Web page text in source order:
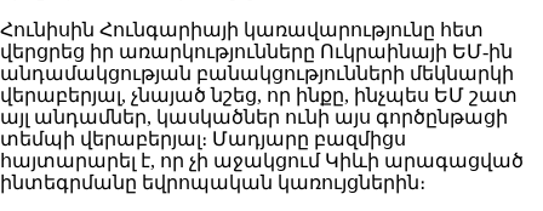
Հունիսին Հունգարիայի կառավարությունը հետ
վերցրեց իր առարկությունները Ուկրաինայի ԵՄ-ին
անդամակցության բանակցությունների մեկնարկի
վերաբերյալ, չնայած նշեց, որ ինքը, ինչպես ԵՄ շատ
այլ անդամներ, կասկածներ ունի այս գործընթացի
տեմպի վերաբերյալ։ Մադյարը բազմիցս
հայտարարել է, որ չի աջակցում Կիևի արագացված
ինտեգրմանը եվրոպական կառույցներին։